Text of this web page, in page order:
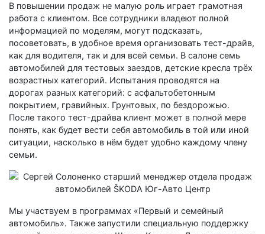
В повышении продаж не малую роль играет грамотная
работа с клиентом. Все сотрудники владеют полной
информацией по моделям, могут подсказать,
посоветовать, в удобное время организовать тест-драйв,
как для водителя, так и для всей семьи. В салоне семь
автомобилей для тестовых заездов, детские кресла трёх
возрастных категорий. Испытания проводятся на
дорогах разных категорий: с асфальтобетонным
покрытием, гравийных. Грунтовых, по бездорожью.
После такого тест-драйва клиент может в полной мере
понять, как будет вести себя автомобиль в той или иной
ситуации, насколько в нём будет удобно каждому члену
семьи.
Мы участвуем в программах «Первый и семейный
автомобиль». Также запустили специальную поддержку